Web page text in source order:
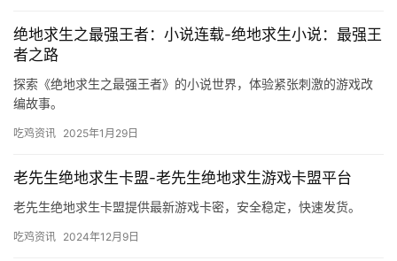
绝地求生之最强王者：小说连载-绝地求生小说：最强王
者之路
探索《绝地求生之最强王者》的小说世界，体验紧张刺激的游戏改
编故事。
吃鸡资讯 2025年1月29日
老先生绝地求生卡盟-老先生绝地求生游戏卡盟平台
老先生绝地求生卡盟提供最新游戏卡密，安全稳定，快速发货。
吃鸡资讯 2024年12月9日